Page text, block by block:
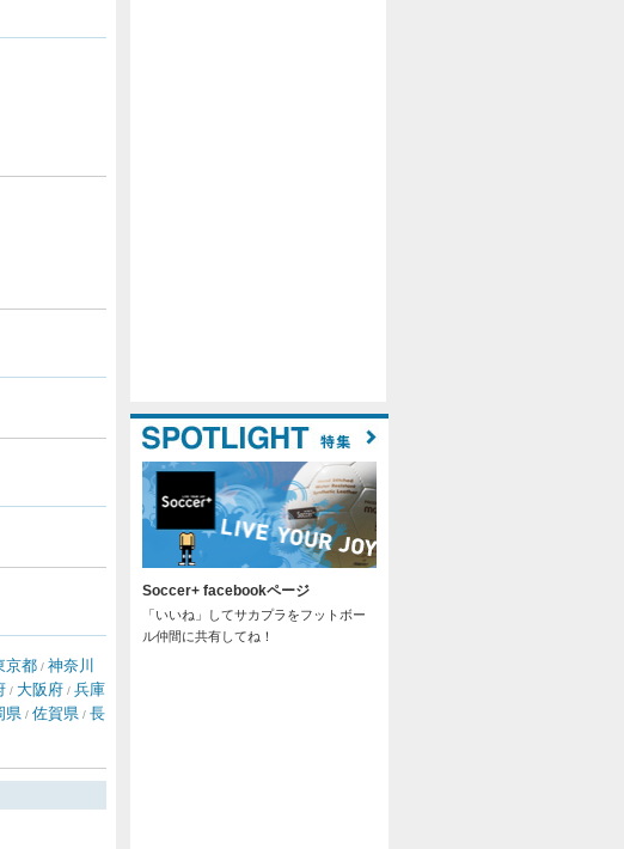
京都 / 神奈川
/ 大阪府 / 兵庫
県 / 佐賀県 / 長
Soccer+ facebookページ
「いいね」してサカプラをフットボー
ル仲間に共有してね！